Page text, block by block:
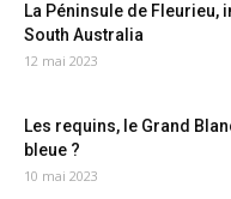
La Péninsule de Fleurieu,
South Australia
12 mai 2023
Les requins, le Grand
bleue ?
10 mai 2023